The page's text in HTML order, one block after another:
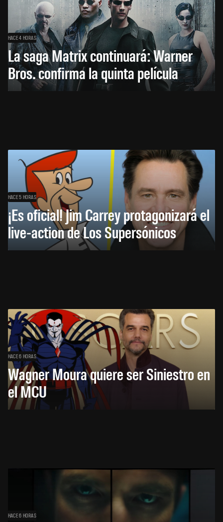
HACE 4 HORAS
La saga Matrix continuará: Warner
Bros. confirma la quinta película
HACE 5 HORAS
¡Es oficial! Jim Carrey protagonizará el
live-action de Los Supersónicos
HACE 6 HORAS
Wagner Moura quiere ser Siniestro en
el MCU
HACE 6 HORAS